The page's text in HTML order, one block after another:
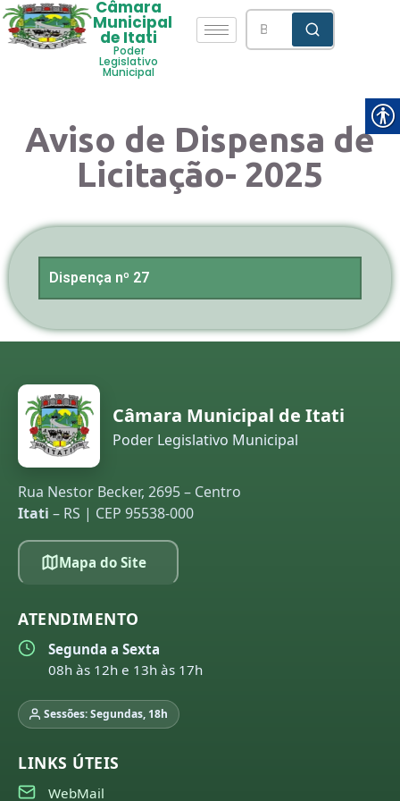
Câmara
Municipal
de Itati
Poder
Legislativo
Municipal
Aviso de Dispensa de
Licitação- 2025
Dispença nº 27
Câmara Municipal de Itati
Poder Legislativo Municipal
Rua Nestor Becker, 2695 – Centro
Itati – RS | CEP 95538-000
Mapa do Site
ATENDIMENTO
Segunda a Sexta
08h às 12h e 13h às 17h
Sessões: Segundas, 18h
LINKS ÚTEIS
WebMail